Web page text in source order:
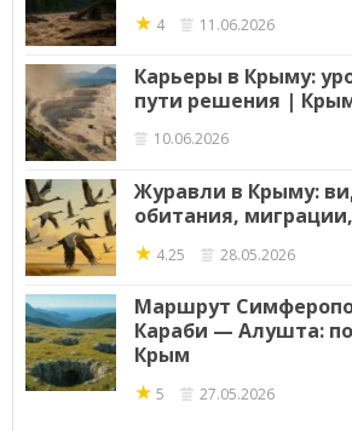
★ 4 11.06.2026
Карьеры в Крыму:
пути решения |
10.06.2026
Журавли в Крыму:
обитания,
★ 4.25 28.05.2026
Маршрут
Караби — Алушта:
Крым
★ 5 27.05.2026